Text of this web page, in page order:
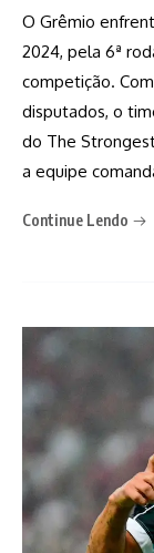
O Grêmio
2024, pela 6ª
competição.
disputados, o
do The
a equipe
Continue Lendo